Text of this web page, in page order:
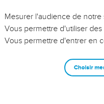
et responsables
clés pour avancer avec plus
guidiez un ministère, une
Mesurer l'audience de notre
Vous permettre d'utiliser
Vous permettre d'entrer en
Choisir